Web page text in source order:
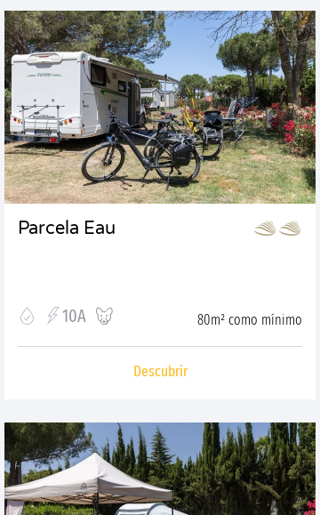
Parcela Eau
10A 80m² como mínimo
Descubrir